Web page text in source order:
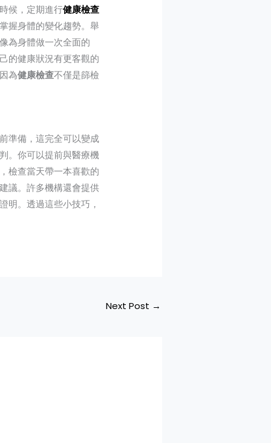
候，定期進行健康檢查
握身體的變化趨勢。舉
為身體做一次全面的
的健康狀況有更客觀的
為健康檢查不僅是篩檢
準備，這完全可以變成
。你可以提前與醫療機
檢查當天帶一本喜歡的
議。許多機構還會提供
明。透過這些小技巧，
Next Post →